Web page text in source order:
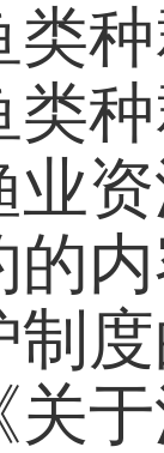
类
类
业
的
制
关